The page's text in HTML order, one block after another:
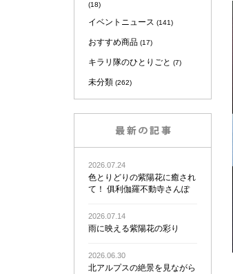
(18)
イベントニュース (141)
おすすめ商品 (17)
キラリ隊のひとりごと (7)
未分類 (262)
2026.07.24
色とりどりの紫陽花に癒され
て！ 俱利伽羅不動寺さんぽ
2026.07.14
雨に映える紫陽花の彩り
2026.06.30
北アルプスの絶景を見ながら